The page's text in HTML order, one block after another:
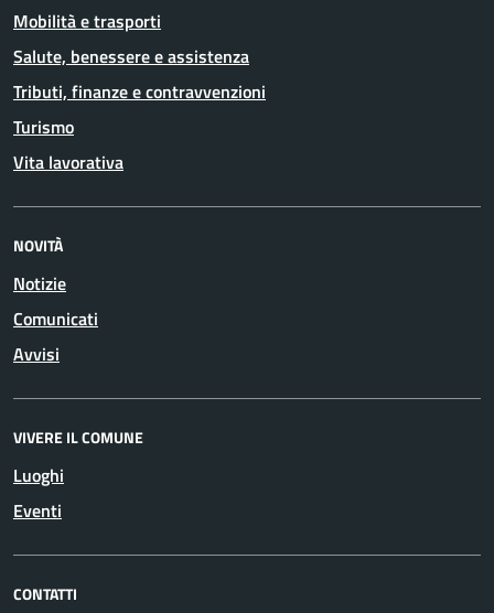
Mobilità e trasporti
Salute, benessere e assistenza
Tributi, finanze e contravvenzioni
Turismo
Vita lavorativa
NOVITÀ
Notizie
Comunicati
Avvisi
VIVERE IL COMUNE
Luoghi
Eventi
CONTATTI